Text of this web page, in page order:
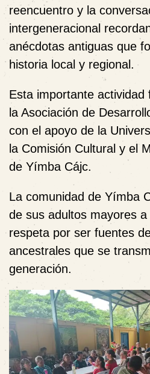
reencuentro y la
intergeneracional
anécdotas antiguas que
historia local y regional.
Esta importante actividad
la Asociación de
con el apoyo de la
la Comisión Cultural y el
de Yímba Cájc.
La comunidad de Yímba
de sus adultos mayores
respeta por ser fuentes
ancestrales que se
generación.